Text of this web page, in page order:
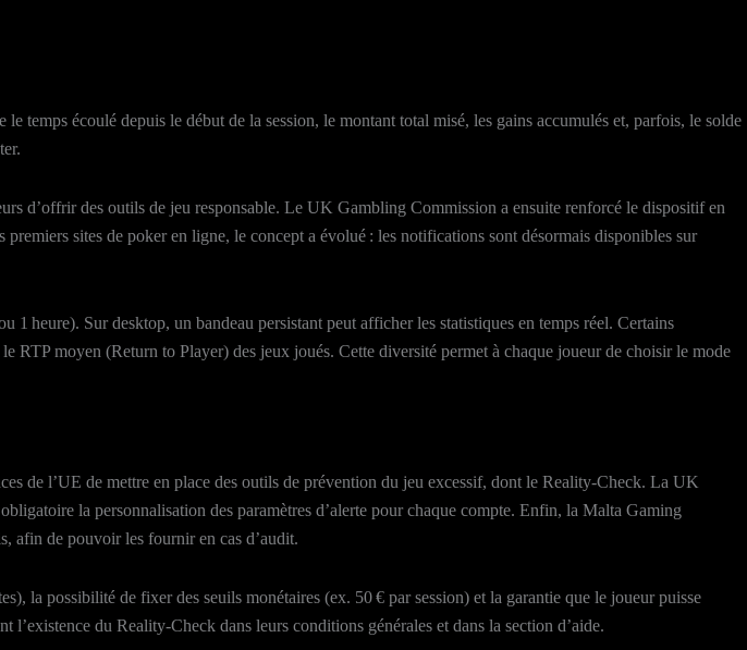
temps écoulé depuis le début de la session, le montant total misé, les gains accumulés et, parfois, le solde
d’offrir des outils de jeu responsable. Le UK Gambling Commission a ensuite renforcé le dispositif en
sites de poker en ligne, le concept a évolué : les notifications sont désormais disponibles sur
heure). Sur desktop, un bandeau persistant peut afficher les statistiques en temps réel. Certains
RTP moyen (Return to Player) des jeux joués. Cette diversité permet à chaque joueur de choisir le mode
de l’UE de mettre en place des outils de prévention du jeu excessif, dont le Reality‑Check. La UK
la personnalisation des paramètres d’alerte pour chaque compte. Enfin, la Malta Gaming
afin de pouvoir les fournir en cas d’audit.
la possibilité de fixer des seuils monétaires (ex. 50 € par session) et la garantie que le joueur puisse
du Reality‑Check dans leurs conditions générales et dans la section d’aide.